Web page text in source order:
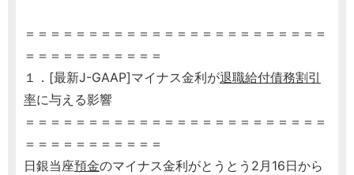
＝＝＝＝＝＝＝＝＝＝＝＝＝＝＝＝＝＝＝＝＝＝＝＝
＝＝＝＝＝＝＝＝＝＝＝
１．[最新J-GAAP]マイナス金利が退職給付債務割引
率に与える影響
＝＝＝＝＝＝＝＝＝＝＝＝＝＝＝＝＝＝＝＝＝＝＝＝
＝＝＝＝＝＝＝＝＝＝＝
日銀当座預金のマイナス金利がとうとう2月16日から